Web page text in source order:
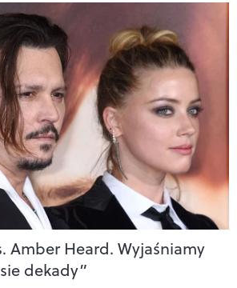
Amber Heard. Wyjaśniamy
dekady”